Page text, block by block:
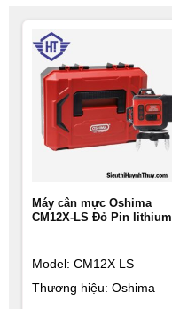
Máy cân mực Oshima
CM12X-LS Đỏ Pin lithium
Model: CM12X LS
Thương hiệu: Oshima